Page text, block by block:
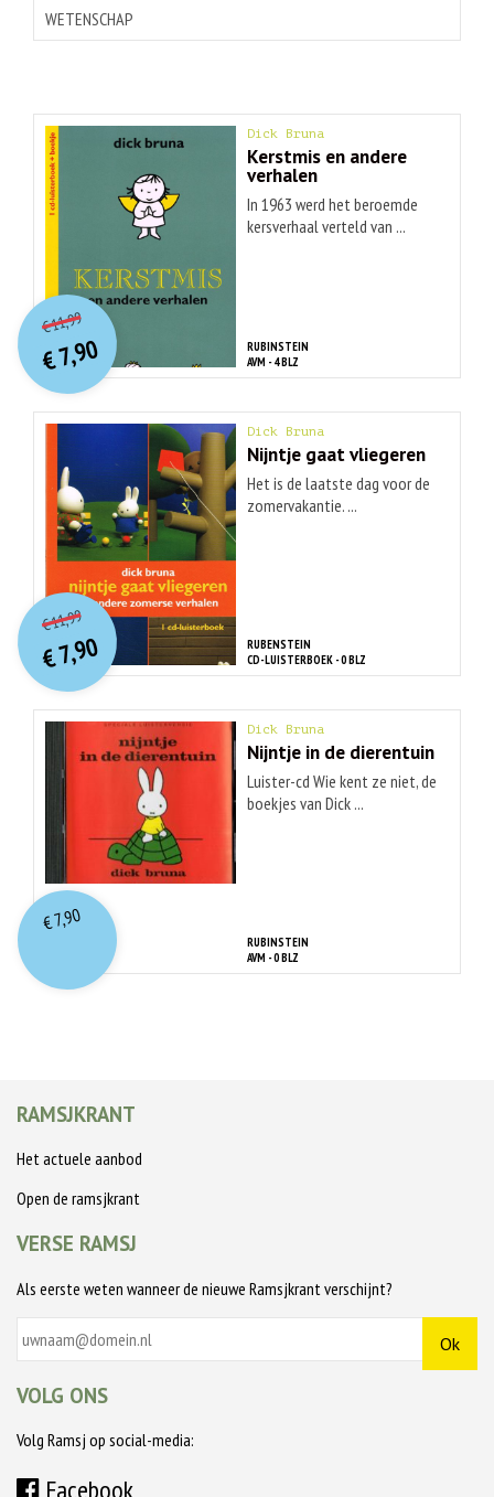
WETENSCHAP
Dick Bruna
Kerstmis en andere
verhalen
In 1963 werd het beroemde
kersverhaal verteld van ...
RUBINSTEIN
AVM - 4 BLZ
€11,99O
orspr
onkelijke
prijs
was:
€ 11,99.
€7,90
Huidige
prijs
is:
€ 7,90.
Dick Bruna
Nijntje gaat vliegeren
Het is de laatste dag voor de
zomervakantie. ...
RUBENSTEIN
CD-LUISTERBOEK - 0 BLZ
€11,99O
orspr
onkelijke
prijs
was:
€ 11,99.
€7,90
Huidige
prijs
is:
€ 7,90.
Dick Bruna
Nijntje in de dierentuin
Luister-cd Wie kent ze niet, de
boekjes van Dick ...
RUBINSTEIN
AVM - 0 BLZ
€7,90
RAMSJKRANT
Het actuele aanbod
Open de ramsjkrant
VERSE RAMSJ
Als eerste weten wanneer de nieuwe Ramsjkrant verschijnt?
VOLG ONS
Volg Ramsj op social-media: